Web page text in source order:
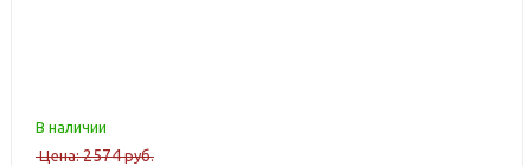
В наличии
Цена:2574руб.